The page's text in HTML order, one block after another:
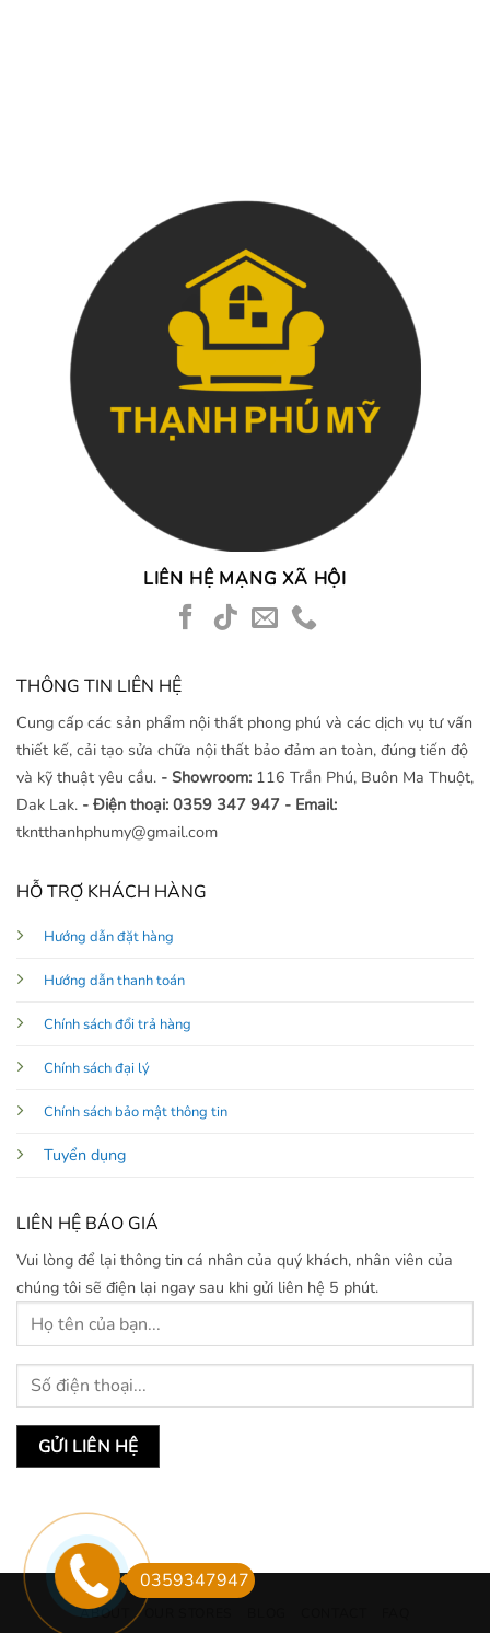
LIÊN HỆ MẠNG XÃ HỘI
THÔNG TIN LIÊN HỆ
Cung cấp các sản phẩm nội thất phong phú và các dịch vụ tư vấn
thiết kế, cải tạo sửa chữa nội thất bảo đảm an toàn, đúng tiến độ
và kỹ thuật yêu cầu. - Showroom: 116 Trần Phú, Buôn Ma Thuột,
Dak Lak. - Điện thoại: 0359 347 947 - Email:
tkntthanhphumy@gmail.com
HỖ TRỢ KHÁCH HÀNG
Hướng dẫn đặt hàng
Hướng dẫn thanh toán
Chính sách đổi trả hàng
Chính sách đại lý
Chính sách bảo mật thông tin
Tuyển dụng
LIÊN HỆ BÁO GIÁ
Vui lòng để lại thông tin cá nhân của quý khách, nhân viên của
chúng tôi sẽ điện lại ngay sau khi gửi liên hệ 5 phút.
ABOUT OUR STORES
0359347947